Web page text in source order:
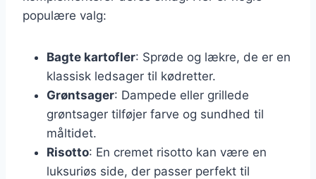
populære valg:
Bagte kartofler: Sprøde og lækre, de er en
klassisk ledsager til kødretter.
Grøntsager: Dampede eller grillede
grøntsager tilføjer farve og sundhed til
måltidet.
Risotto: En cremet risotto kan være en
luksuriøs side, der passer perfekt til